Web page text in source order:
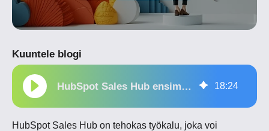
Kuuntele blogi
HubSpot Sales Hub ensimmäinen kuukausi: yleisimmät haasteet ja ratkaisut onnistuneeseen käyttöönottoon 18:24
HubSpot Sales Hub on tehokas työkalu, joka voi